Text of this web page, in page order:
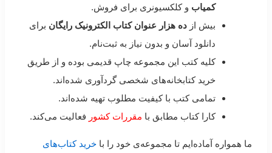
کمیاب و کلکسیونری برای فروش.
بیش از ده هزار عنوان کتاب الکترونیک رایگان برای
دانلود آسان و بدون نیاز به ثبت‌نام.
کلیه کتب این مجموعه چاپ قدیمی بوده و از طریق
خرید کتابخانه‌های شخصی گردآوری شده‌اند.
تمامی کتب با کیفیت مطلوب تهیه شده‌اند.
کارا کتاب مطابق با مقررات کشور فعالیت می‌کند.
ما همواره آماده‌ایم تا مجموعه‌ی خود را با خرید کتاب‌های